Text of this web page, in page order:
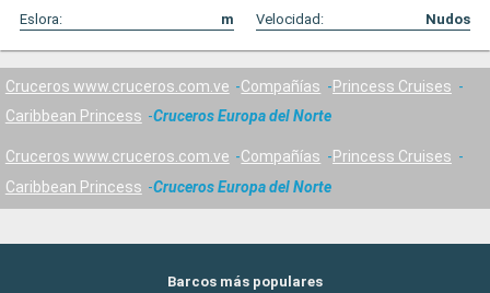
Eslora:
m Velocidad: Nudos
Cruceros www.cruceros.com.ve Compañías
Princess Cruises
Caribbean Princess
Cruceros Europa del Norte
Cruceros www.cruceros.com.ve Compañías
Princess Cruises
Caribbean Princess
Cruceros Europa del Norte
Barcos más populares